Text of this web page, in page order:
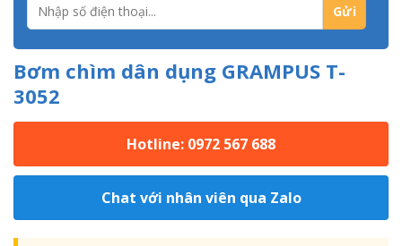
Bơm chìm dân dụng GRAMPUS T-
3052
Hotline: 0972 567 688
Chat với nhân viên qua Zalo